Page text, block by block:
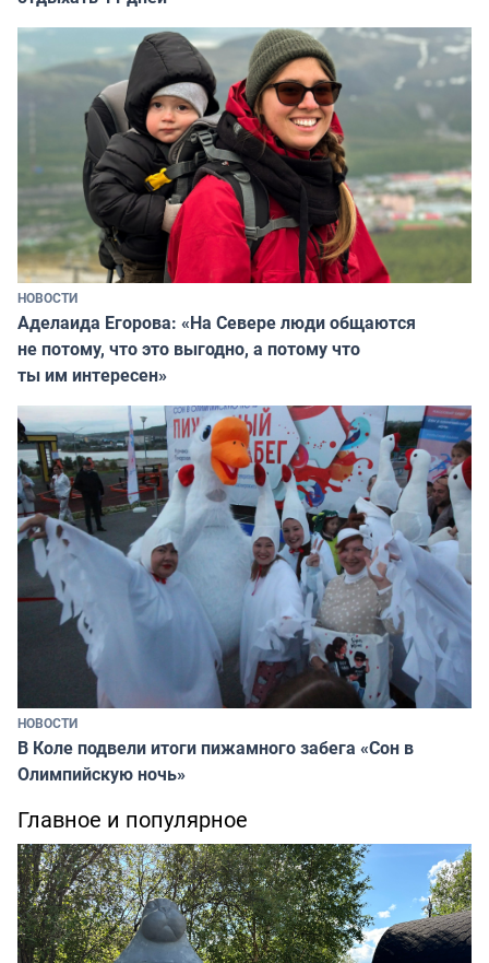
НОВОСТИ
Аделаида Егорова: «На Севере люди общаются
не потому, что это выгодно, а потому что
ты им интересен»
НОВОСТИ
В Коле подвели итоги пижамного забега «Сон в
Олимпийскую ночь»
Главное и популярное